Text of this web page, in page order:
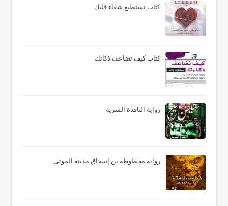
كتاب تستطيع شفاء قلبك
كتاب كيف تضاعف ذكائك
رواية النافذة السرية
رواية مخطوطة بن إسحاق مدينة الموتى